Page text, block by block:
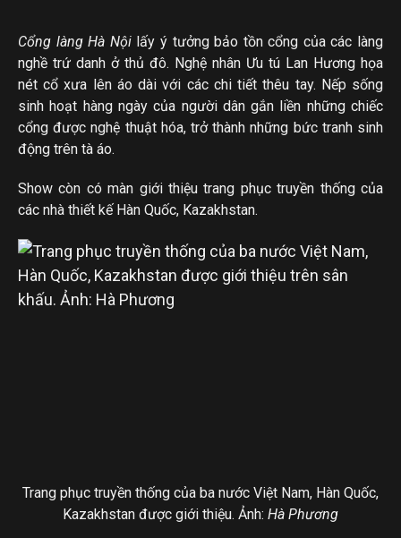
Cổng làng Hà Nộilấy ý tưởng bảo tồn cổng của các làng
nghề trứ danh ở thủ đô. Nghệ nhân Ưu tú Lan Hương họa
nét cổ xưa lên áo dài với các chi tiết thêu tay. Nếp sống
sinh hoạt hàng ngày của người dân gắn liền những chiếc
cổng được nghệ thuật hóa, trở thành những bức tranh sinh
động trên tà áo.
Show còn có màn giới thiệu trang phục truyền thống của
các nhà thiết kế Hàn Quốc, Kazakhstan.
Trang phục truyền thống của ba nước Việt Nam, Hàn Quốc,
Kazakhstan được giới thiệu. Ảnh: Hà Phương